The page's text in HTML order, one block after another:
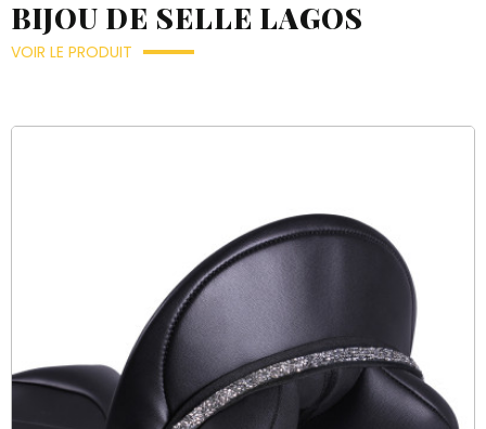
BIJOU DE SELLE LAGOS
VOIR LE PRODUIT